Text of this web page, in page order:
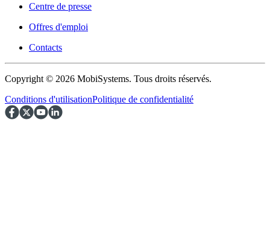
Centre de presse
Offres d'emploi
Contacts
Copyright © 2026 MobiSystems. Tous droits réservés.
Conditions d'utilisationPolitique de confidentialité